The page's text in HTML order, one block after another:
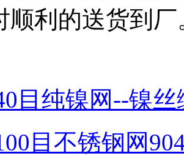
顺利的送货到厂
目纯镍网--镍
目不锈钢网